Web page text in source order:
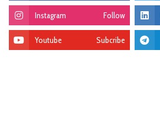
Instagram Follow
Youtube Subcribe